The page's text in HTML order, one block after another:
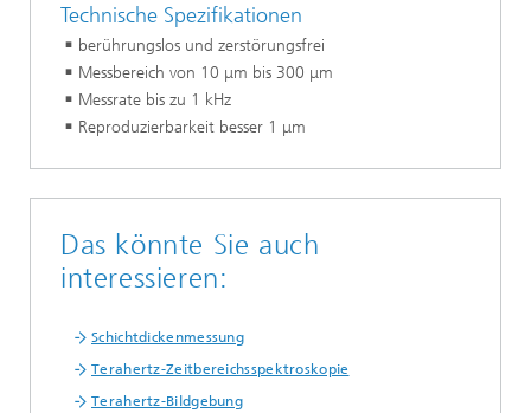
Technische Spezifikationen
berührungslos und zerstörungsfrei
Messbereich von 10 μm bis 300 μm
Messrate bis zu 1 kHz
Reproduzierbarkeit besser 1 μm
Das könnte Sie auch
interessieren:
Schichtdickenmessung
Terahertz-Zeitbereichsspektroskopie
Terahertz-Bildgebung